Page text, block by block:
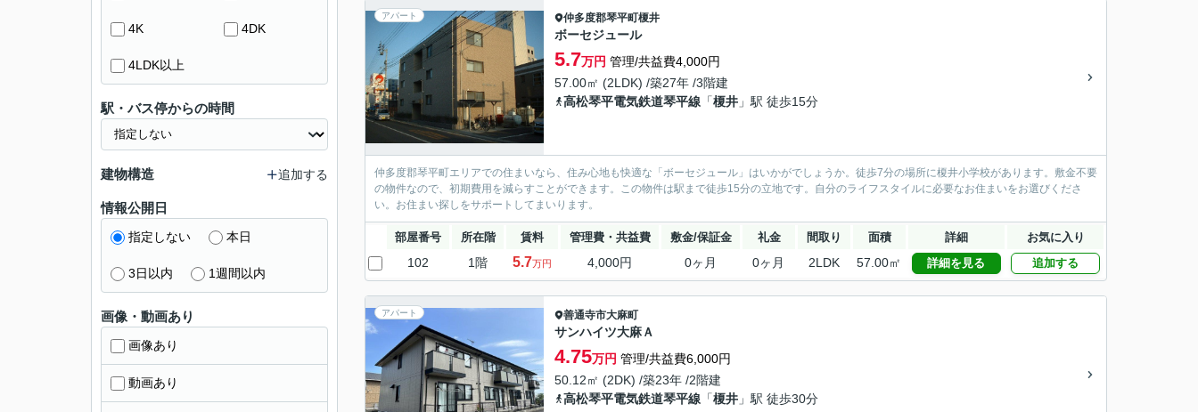
アパート 仲多度郡琴平町榎井
ボーセジュール
5.7万円 管理/共益費4,000円
57.00㎡ (2LDK) /築27年 /3階建
高松琴平電気鉄道琴平線 「榎井 」駅 徒歩15分
仲多度郡琴平町エリアでの住まいなら、住み心地も快適な「ボーセジュール」はいかがでしょうか。徒歩7分の場所に榎井小学校があります。敷金不要
の物件なので、初期費用を減らすことができます。この物件は駅まで徒歩15分の立地です。自分のライフスタイルに必要なお住まいをお選びくださ
い。お住まい探しをサポートしてまいります。
部屋番号 所在階 賃料 管理費・共益費 敷金/保証金 礼金 間取り 面積 詳細 お気に入り
102 1階 5.7万円 4,000円 0ヶ月 0ヶ月 2LDK 57.00㎡ 詳細を見る 追加する
アパート 善通寺市大麻町
サンハイツ大麻Ａ
4.75万円 管理/共益費6,000円
50.12㎡ (2DK) /築23年 /2階建
高松琴平電気鉄道琴平線 「榎井 」駅 徒歩30分
4K 4DK
4LDK以上
駅・バス停からの時間
建物構造 追加する
情報公開日
指定しない 本日
3日以内 1週間以内
画像・動画あり
画像あり
動画あり